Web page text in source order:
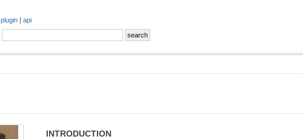
plugin | api
INTRODUCTION